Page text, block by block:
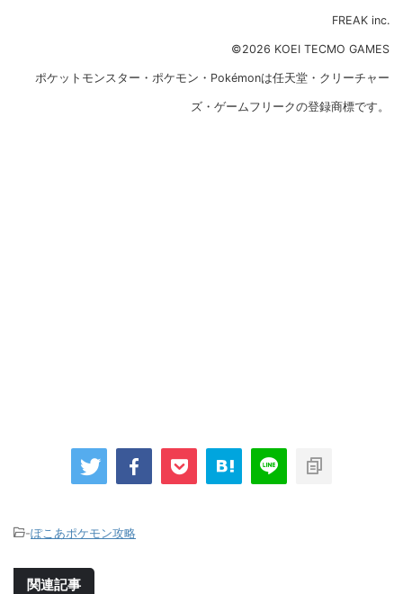
FREAK inc.
©2026 KOEI TECMO GAMES
ポケットモンスター・ポケモン・Pokémonは任天堂・クリーチャー
ズ・ゲームフリークの登録商標です。
-ぽこあポケモン攻略
関連記事